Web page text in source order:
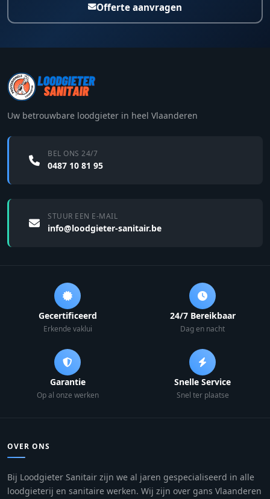
Offerte aanvragen
Uw betrouwbare loodgieter in heel Vlaanderen
BEL ONS 24/7
0487 10 81 95
STUUR EEN E-MAIL
info@loodgieter-sanitair.be
Gecertificeerd
Erkende vaklui
24/7 Bereikbaar
Dag en nacht
Garantie
Op al onze werken
Snelle Service
Snel ter plaatse
OVER ONS
Bij Loodgieter Sanitair zijn we al jaren gespecialiseerd in alle
loodgieterij en sanitaire werken. Wij zijn over gans Vlaanderen